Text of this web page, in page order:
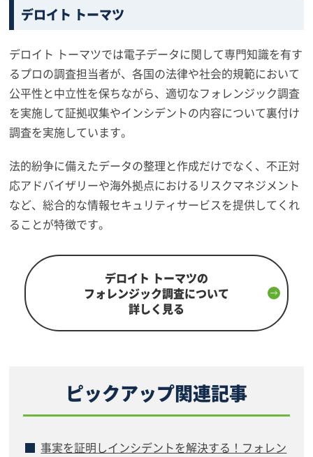
デロイト トーマツ
デロイト トーマツでは電子データに関して専門知識を有す
るプロの調査担当者が、各国の法律や社会的規範において
公平性と中立性を保ちながら、適切なフォレンジック調査
を実施して証拠収集やインシデントの内容について裏付け
調査を実施しています。
法的紛争に備えたデータの整理と作成だけでなく、不正対
応アドバイザリーや海外拠点におけるリスクマネジメント
など、総合的な情報セキュリティサービスを提供してくれ
ることが特徴です。
デロイト トーマツの
フォレンジック調査について
詳しく見る
ピックアップ関連記事
事実を証明しインシデントを解決する！フォレン